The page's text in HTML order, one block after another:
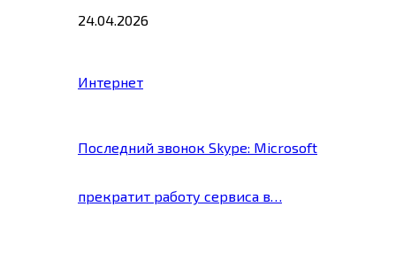
24.04.2026
Интернет
Последний звонок Skype: Microsoft
прекратит работу сервиса в…